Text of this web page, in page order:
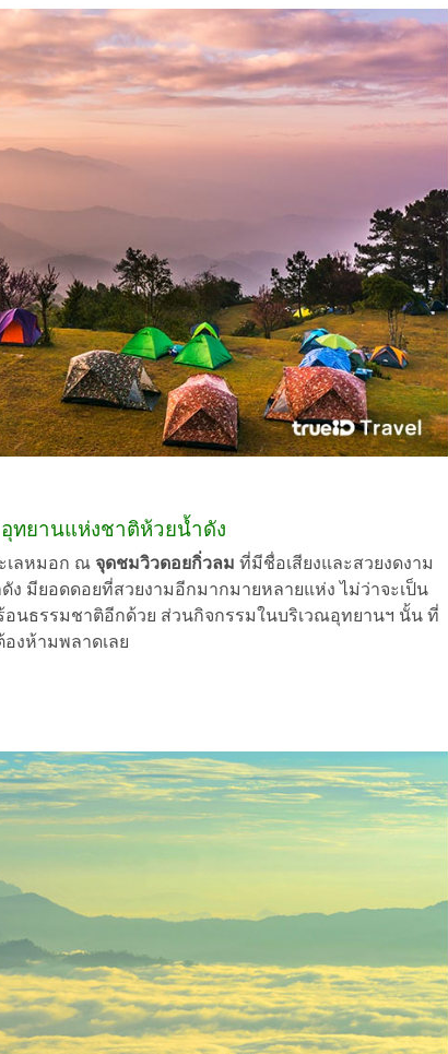
ทยานแห่งชาติห้วยน้ำดัง
เลหมอก ณ จุดชมวิวดอยกิ่วลม ที่มีชื่อเสียงและสวยงดงาม
มียอดดอยที่สวยงามอีกมากมายหลายแห่ง ไม่ว่าจะเป็น
อนธรรมชาติอีกด้วย ส่วนกิจกรรมในบริเวณอุทยานฯ นั้น ที่
งห้ามพลาดเลย